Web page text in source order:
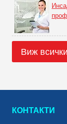
Виж всички
КОНТАКТИ